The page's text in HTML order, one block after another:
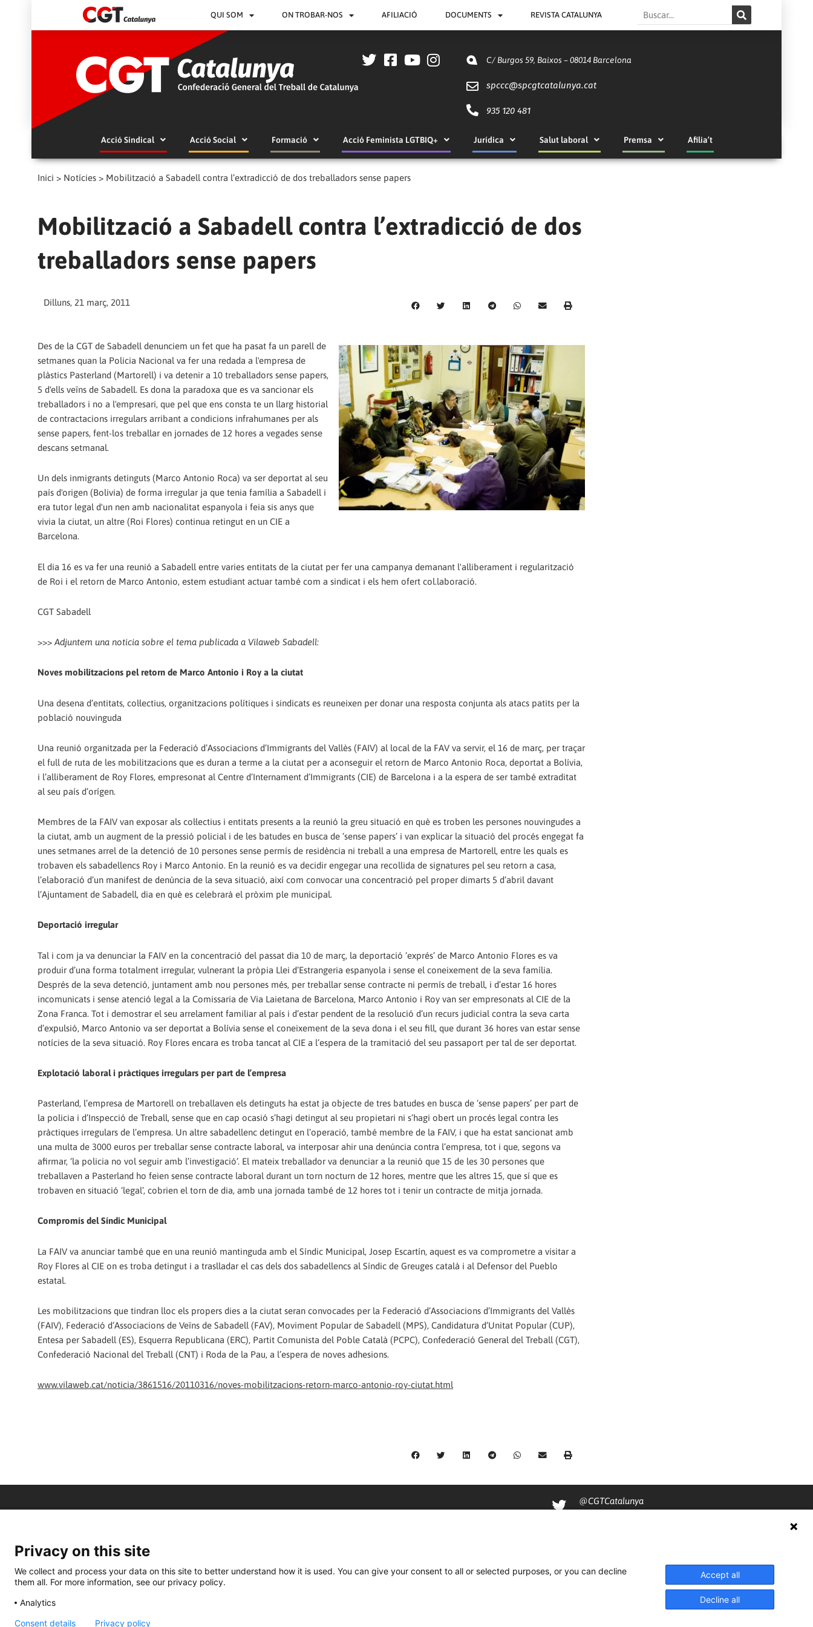
QUI SOM ON TROBAR-NOS AFILIACIÓ DOCUMENTS REVISTA CATALUNYA Search
C/ Burgos 59, Baixos – 08014 Barcelona
spccc@spcgtcatalunya.cat
935 120 481
Acció Sindical Acció Social Formació Acció Feminista LGTBIQ+ Jurídica Salut laboral Premsa Afilia’t
Inici > Notícies > Mobilització a Sabadell contra l’extradicció de dos treballadors sense papers
Mobilització a Sabadell contra l’extradicció de dos
treballadors sense papers
Dilluns, 21 març, 2011
Des de la CGT de Sabadell denunciem un fet que ha pasat fa un parell de
setmanes quan la Policia Nacional va fer una redada a l'empresa de
plàstics Pasterland (Martorell) i va detenir a 10 treballadors sense papers,
5 d'ells veïns de Sabadell. Es dona la paradoxa que es va sancionar els
treballadors i no a l'empresari, que pel que ens consta te un llarg historial
de contractacions irregulars arribant a condicions infrahumanes per als
sense papers, fent-los treballar en jornades de 12 hores a vegades sense
descans setmanal.
Un dels inmigrants detinguts (Marco Antonio Roca) va ser deportat al seu
país d'origen (Bolivia) de forma irregular ja que tenia família a Sabadell i
era tutor legal d'un nen amb nacionalitat espanyola i feia sis anys que
vivia la ciutat, un altre (Roi Flores) continua retingut en un CIE a
Barcelona.
El dia 16 es va fer una reunió a Sabadell entre varies entitats de la ciutat per fer una campanya demanant l'alliberament i regularització
de Roi i el retorn de Marco Antonio, estem estudiant actuar també com a sindicat i els hem ofert col.laboració.
CGT Sabadell
>>> Adjuntem una noticia sobre el tema publicada a Vilaweb Sabadell:
Noves mobilitzacions pel retorn de Marco Antonio i Roy a la ciutat
Una desena d’entitats, col·lectius, organitzacions polítiques i sindicats es reuneixen per donar una resposta conjunta als atacs patits per la
població nouvinguda
Una reunió organitzada per la Federació d’Associacions d’Immigrants del Vallès (FAIV) al local de la FAV va servir, el 16 de març, per traçar
el full de ruta de les mobilitzacions que es duran a terme a la ciutat per a aconseguir el retorn de Marco Antonio Roca, deportat a Bolívia,
i l’alliberament de Roy Flores, empresonat al Centre d’Internament d’Immigrants (CIE) de Barcelona i a la espera de ser també extraditat
al seu país d’orígen.
Membres de la FAIV van exposar als col·lectius i entitats presents a la reunió la greu situació en què es troben les persones nouvingudes a
la ciutat, amb un augment de la pressió policial i de les batudes en busca de ‘sense papers’ i van explicar la situació del procés engegat fa
unes setmanes arrel de la detenció de 10 persones sense permís de residència ni treball a una empresa de Martorell, entre les quals es
trobaven els sabadellencs Roy i Marco Antonio. En la reunió es va decidir engegar una recollida de signatures pel seu retorn a casa,
l’elaboració d’un manifest de denúncia de la seva situació, així com convocar una concentració pel proper dimarts 5 d’abril davant
l’Ajuntament de Sabadell, dia en què es celebrarà el pròxim ple municipal.
Deportació irregular
Tal i com ja va denunciar la FAIV en la concentració del passat dia 10 de març, la deportació ‘exprés’ de Marco Antonio Flores es va
produir d’una forma totalment irregular, vulnerant la pròpia Llei d’Estrangeria espanyola i sense el coneixement de la seva família.
Després de la seva detenció, juntament amb nou persones més, per treballar sense contracte ni permís de treball, i d’estar 16 hores
incomunicats i sense atenció legal a la Comissaria de Via Laietana de Barcelona, Marco Antonio i Roy van ser empresonats al CIE de la
Zona Franca. Tot i demostrar el seu arrelament familiar al país i d’estar pendent de la resolució d’un recurs judicial contra la seva carta
d’expulsió, Marco Antonio va ser deportat a Bolívia sense el coneixement de la seva dona i el seu fill, que durant 36 hores van estar sense
notícies de la seva situació. Roy Flores encara es troba tancat al CIE a l’espera de la tramitació del seu passaport per tal de ser deportat.
Explotació laboral i pràctiques irregulars per part de l’empresa
Pasterland, l’empresa de Martorell on treballaven els detinguts ha estat ja objecte de tres batudes en busca de ‘sense papers’ per part de
la policia i d’Inspecció de Treball, sense que en cap ocasió s’hagi detingut al seu propietari ni s’hagi obert un procés legal contra les
pràctiques irregulars de l’empresa. Un altre sabadellenc detingut en l’operació, també membre de la FAIV, i que ha estat sancionat amb
una multa de 3000 euros per treballar sense contracte laboral, va interposar ahir una denúncia contra l’empresa, tot i que, segons va
afirmar, ‘la policia no vol seguir amb l’investigació’. El mateix treballador va denunciar a la reunió que 15 de les 30 persones que
treballaven a Pasterland ho feien sense contracte laboral durant un torn nocturn de 12 hores, mentre que les altres 15, que sí que es
trobaven en situació ‘legal’, cobrien el torn de dia, amb una jornada també de 12 hores tot i tenir un contracte de mitja jornada.
Compromís del Síndic Municipal
La FAIV va anunciar també que en una reunió mantinguda amb el Síndic Municipal, Josep Escartín, aquest es va comprometre a visitar a
Roy Flores al CIE on es troba detingut i a traslladar el cas dels dos sabadellencs al Síndic de Greuges català i al Defensor del Pueblo
estatal.
Les mobilitzacions que tindran lloc els propers dies a la ciutat seran convocades per la Federació d’Associacions d’Immigrants del Vallès
(FAIV), Federació d’Associacions de Veïns de Sabadell (FAV), Moviment Popular de Sabadell (MPS), Candidatura d’Unitat Popular (CUP),
Entesa per Sabadell (ES), Esquerra Republicana (ERC), Partit Comunista del Poble Català (PCPC), Confederació General del Treball (CGT),
Confederació Nacional del Treball (CNT) i Roda de la Pau, a l’espera de noves adhesions.
www.vilaweb.cat/noticia/3861516/20110316/noves-mobilitzacions-retorn-marco-antonio-roy-ciutat.html
@CGTCatalunya
cgtcatalunya
Privacy on this site
We collect and process your data on this site to better understand how it is used. You can give your consent to all or selected purposes, or you can decline
them all. For more information, see our privacy policy.
Analytics
Accept all
Decline all
Consent details Privacy policy